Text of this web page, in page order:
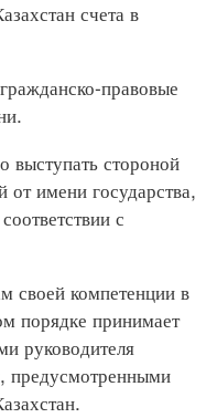
счета в
правовые
стороной
имени государства,
с
компетенции в
порядке принимает
руководителя
предусмотренными